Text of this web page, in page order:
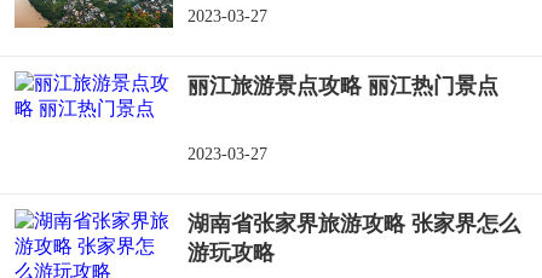
2023-03-27
丽江旅游景点攻略 丽江热门景点
2023-03-27
湖南省张家界旅游攻略 张家界怎么
游玩攻略